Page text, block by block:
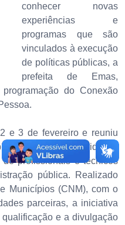
conhecer novas
experiências e
programas que são
vinculados à execução
de políticas públicas, a
prefeita de Emas,
do Conexão
e 3 de fevereiro e reuniu
de várias cidades
profissionais e técnicos
pública. Realizado
Municípios (CNM), com o
parceiras, a iniciativa
e a divulgação